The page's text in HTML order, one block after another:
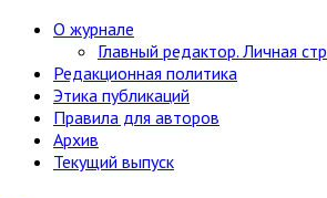
О журнале
Главный редактор. Личная
Редакционная политика
Этика публикаций
Правила для авторов
Архив
Текущий выпуск